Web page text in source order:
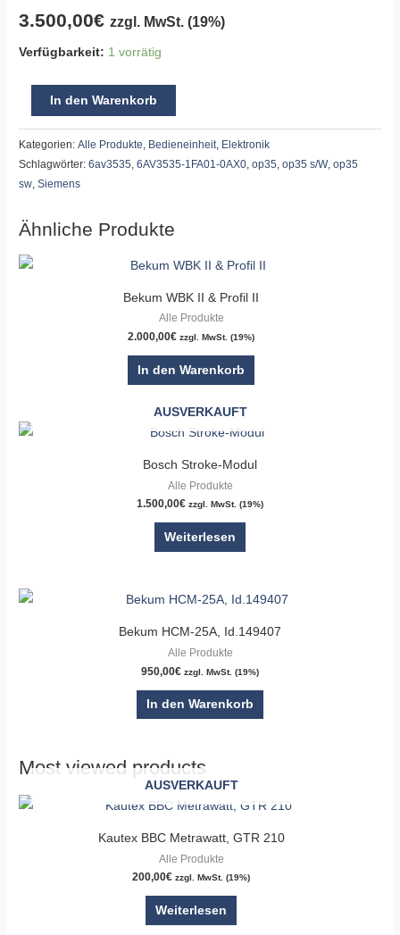
3.500,00€ zzgl. MwSt. (19%)
Verfügbarkeit: 1 vorrätig
In den Warenkorb
Kategorien:Alle Produkte, Bedieneinheit, Elektronik
Schlagwörter:6av3535,6AV3535-1FA01-0AX0,op35,op35 s/W,op35
sw,Siemens
Ähnliche Produkte
Bekum WBK II & Profil II
Alle Produkte
2.000,00€ zzgl. MwSt. (19%)
In den Warenkorb
AUSVERKAUFT
Bosch Stroke-Modul
Alle Produkte
1.500,00€ zzgl. MwSt. (19%)
Weiterlesen
Bekum HCM-25A, Id.149407
Alle Produkte
950,00€ zzgl. MwSt. (19%)
In den Warenkorb
Most viewed products
AUSVERKAUFT
Kautex BBC Metrawatt, GTR 210
Alle Produkte
200,00€ zzgl. MwSt. (19%)
Weiterlesen